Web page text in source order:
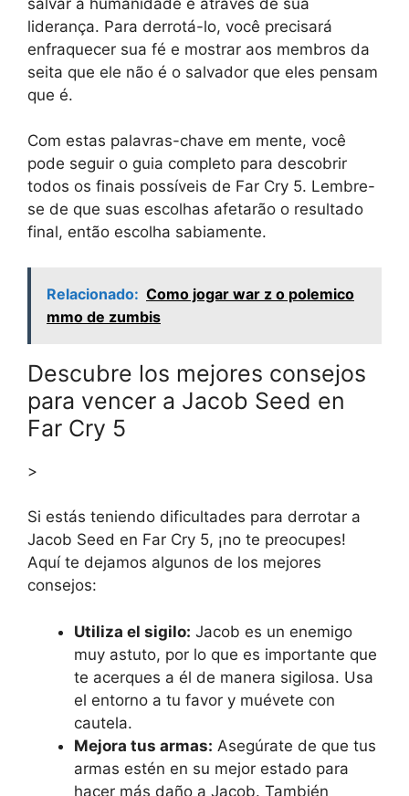
liderança. Para derrotá-lo, você precisará
enfraquecer sua fé e mostrar aos membros da
seita que ele não é o salvador que eles pensam
que é.
Com estas palavras-chave em mente, você
pode seguir o guia completo para descobrir
todos os finais possíveis de Far Cry 5. Lembre-
se de que suas escolhas afetarão o resultado
final, então escolha sabiamente.
Relacionado: Como jogar war z o polemico
mmo de zumbis
Descubre los mejores consejos
para vencer a Jacob Seed en
Far Cry 5
>
Si estás teniendo dificultades para derrotar a
Jacob Seed en Far Cry 5, ¡no te preocupes!
Aquí te dejamos algunos de los mejores
consejos:
Utiliza el sigilo: Jacob es un enemigo
muy astuto, por lo que es importante que
te acerques a él de manera sigilosa. Usa
el entorno a tu favor y muévete con
cautela.
Mejora tus armas: Asegúrate de que tus
armas estén en su mejor estado para
hacer más daño a Jacob. También